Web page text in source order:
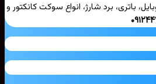
برد شارژ، انواع سوکت کانکتور و